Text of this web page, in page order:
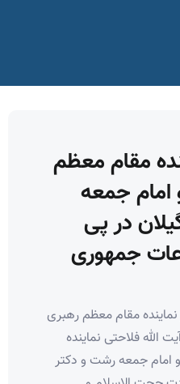
مقام معظم
امام جمعه
در پی
جمهوری
مقام معظم رهبری
الله فلاحتی نماینده
امام جمعه رشت و دکتر